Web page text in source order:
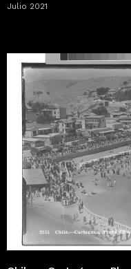
Julio 2021